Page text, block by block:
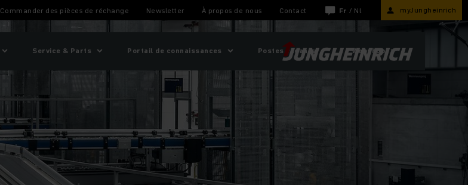
Commander des pièces de réchange Newsletter À propos de nous Contact Fr / Nl myJungheinrich
Service & Parts Portail de connaissances Postes vacants Webshop